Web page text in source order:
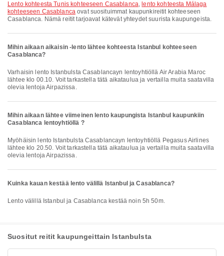
lento kohteesta Tunis kohteeseen Casablanca, lento kohteesta Málaga
kohteeseen Casablancaovat suosituimmat kaupunkireitit kohteeseen
Casablanca. Nämä reitit tarjoavat kätevät yhteydet suurista kaupungeista.
Mihin aikaan aikaisin -lento lähtee kohteesta Istanbul kohteeseen
Casablanca?
Varhaisin lento Istanbulsta Casablancayn lentoyhtiöllä Air Arabia Maroc
lähtee klo 00.10. Voit tarkastella tätä aikataulua ja vertailla muita saatavilla
olevia lentoja Airpazissa.
Mihin aikaan lähtee viimeinen lento kaupungista Istanbul kaupunkiin
Casablanca lentoyhtiöllä ?
Myöhäisin lento Istanbulsta Casablancayn lentoyhtiöllä Pegasus Airlines
lähtee klo 20.50. Voit tarkastella tätä aikataulua ja vertailla muita saatavilla
olevia lentoja Airpazissa.
Kuinka kauan kestää lento välillä Istanbul ja Casablanca?
Lento välillä Istanbul ja Casablanca kestää noin 5h 50m.
Suositut reitit kaupungeittain Istanbulsta